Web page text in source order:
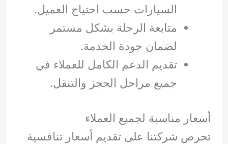
السيارات حسب احتياج العميل.
متابعة الرحلة بشكل مستمر
لضمان جودة الخدمة.
تقديم الدعم الكامل للعملاء في
جميع مراحل الحجز والتنقل.
أسعار مناسبة لجميع العملاء
تحرص شركتنا على تقديم أسعار تنافسية